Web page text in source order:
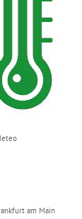
am Main